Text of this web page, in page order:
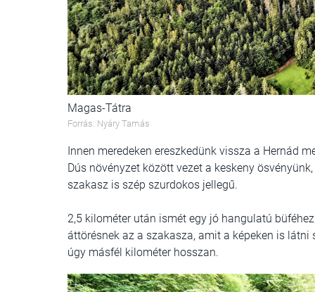
Magas-Tátra
Forrás: Nyáry Tamás
Innen meredeken ereszkedünk vissza a Hernád
Dús növényzet között vezet a keskeny
szakasz is szép szurdokos jellegű.
2,5 kilométer után ismét egy jó hangulatú
áttörésnek az a szakasza, amit a képeken is
úgy másfél kilométer hosszan.